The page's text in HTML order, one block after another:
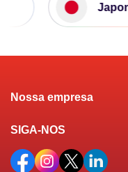
Japonês
Nossa empresa
SIGA-NOS